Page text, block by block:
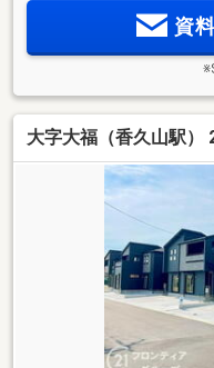
資
大字大福（香久山駅）